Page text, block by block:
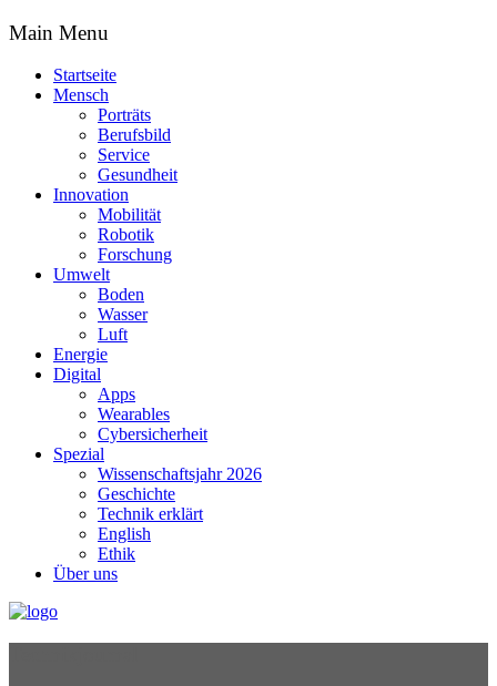
Main Menu
Startseite
Mensch
Porträts
Berufsbild
Service
Gesundheit
Innovation
Mobilität
Robotik
Forschung
Umwelt
Boden
Wasser
Luft
Energie
Digital
Apps
Wearables
Cybersicherheit
Spezial
Wissenschaftsjahr 2026
Geschichte
Technik erklärt
English
Ethik
Über uns